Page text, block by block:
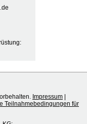
Impressum |
Teilnahmebedingungen für